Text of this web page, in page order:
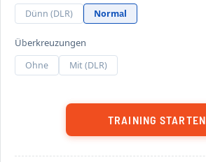
Dünn (DLR) Normal
Überkreuzungen
Ohne Mit (DLR)
TRAINING STARTEN